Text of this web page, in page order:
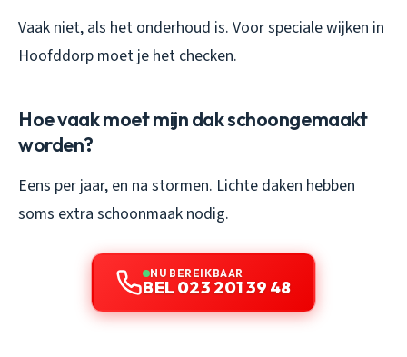
Vaak niet, als het onderhoud is. Voor speciale wijken in
Hoofddorp moet je het checken.
Hoe vaak moet mijn dak schoongemaakt
worden?
Eens per jaar, en na stormen. Lichte daken hebben
soms extra schoonmaak nodig.
NU BEREIKBAAR
BEL 023 201 39 48